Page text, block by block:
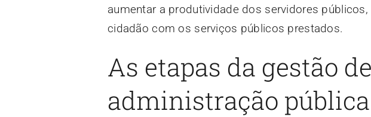
aumentar a produtividade dos servidores
cidadão com os serviços públicos prestados.
As etapas da gestão
administração pública